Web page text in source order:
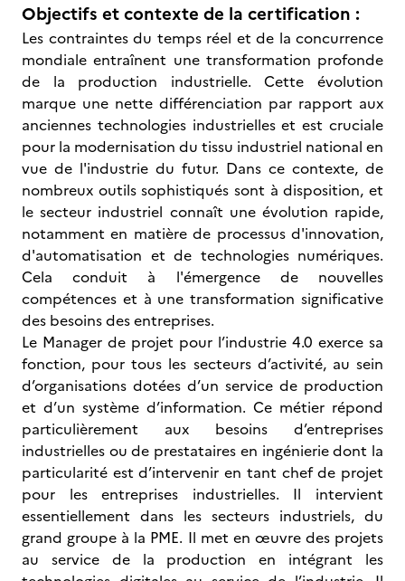
Objectifs et contexte de la certification :
Les contraintes du temps réel et de la concurrence
mondiale entraînent une transformation profonde
de la production industrielle. Cette évolution
marque une nette différenciation par rapport aux
anciennes technologies industrielles et est cruciale
pour la modernisation du tissu industriel national en
vue de l'industrie du futur. Dans ce contexte, de
nombreux outils sophistiqués sont à disposition, et
le secteur industriel connaît une évolution rapide,
notamment en matière de processus d'innovation,
d'automatisation et de technologies numériques.
Cela conduit à l'émergence de nouvelles
compétences et à une transformation significative
des besoins des entreprises.
Le Manager de projet pour l’industrie 4.0 exerce sa
fonction, pour tous les secteurs d’activité, au sein
d’organisations dotées d’un service de production
et d’un système d’information. Ce métier répond
particulièrement aux besoins d’entreprises
industrielles ou de prestataires en ingénierie dont la
particularité est d’intervenir en tant chef de projet
pour les entreprises industrielles. Il intervient
essentiellement dans les secteurs industriels, du
grand groupe à la PME. Il met en œuvre des projets
au service de la production en intégrant les